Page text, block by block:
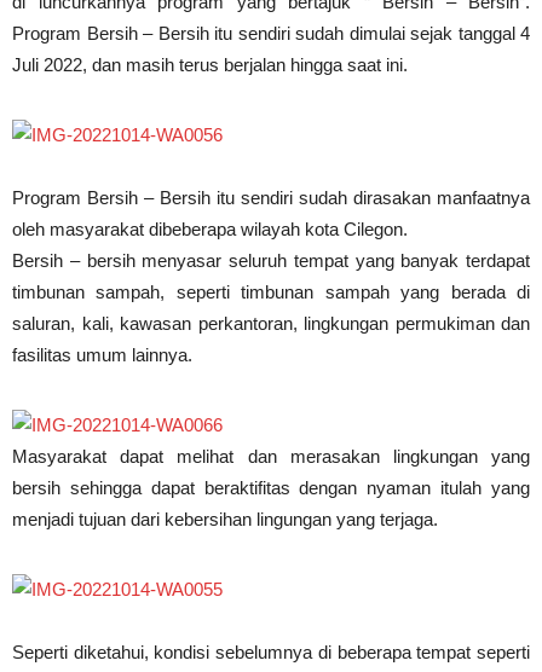
Program Bersih – Bersih itu sendiri sudah dimulai sejak tanggal 4
Juli 2022, dan masih terus berjalan hingga saat ini.
Program Bersih – Bersih itu sendiri sudah dirasakan manfaatnya
oleh masyarakat dibeberapa wilayah kota Cilegon.
Bersih – bersih menyasar seluruh tempat yang banyak terdapat
timbunan sampah, seperti timbunan sampah yang berada di
saluran, kali, kawasan perkantoran, lingkungan permukiman dan
fasilitas umum lainnya.
Masyarakat dapat melihat dan merasakan lingkungan yang
bersih sehingga dapat beraktifitas dengan nyaman itulah yang
menjadi tujuan dari kebersihan lingungan yang terjaga.
Seperti diketahui, kondisi sebelumnya di beberapa tempat seperti